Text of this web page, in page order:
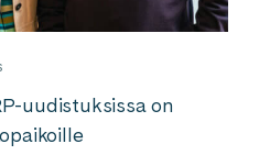
uudistuksissa on